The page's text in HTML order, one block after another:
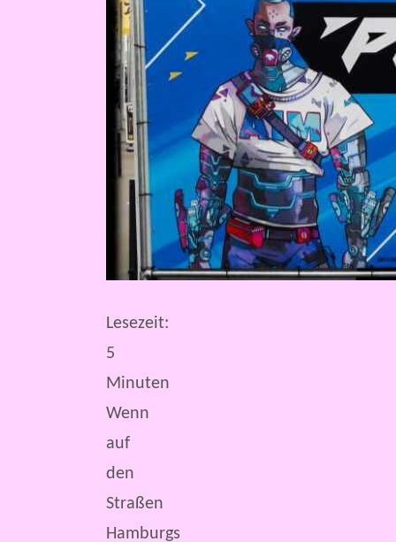
Lesezeit:
5
Minuten
Wenn
auf
den
Straßen
Hamburgs